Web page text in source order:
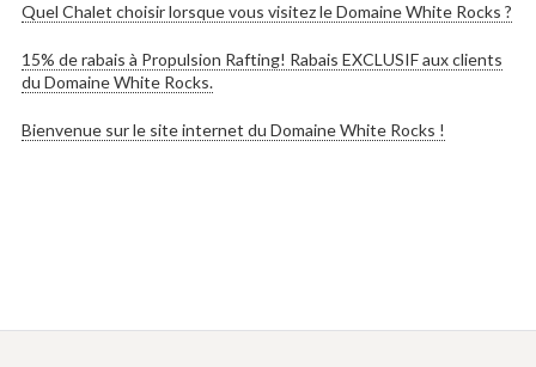
Quel Chalet choisir lorsque vous visitez le Domaine White Rocks ?
15% de rabais à Propulsion Rafting! Rabais EXCLUSIF aux clients
du Domaine White Rocks.
Bienvenue sur le site internet du Domaine White Rocks !